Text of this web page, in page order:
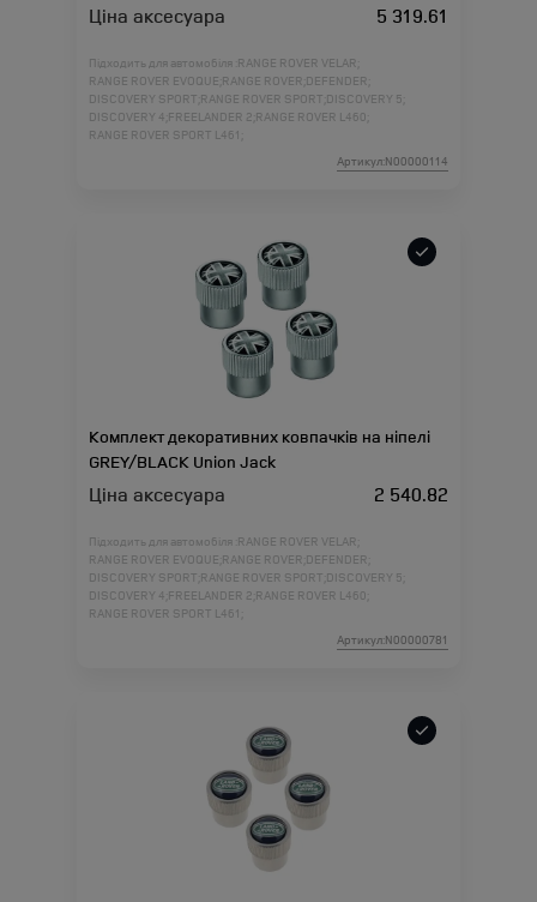
Ціна аксесуара 5 319.61
Підходить для автомобіля : RANGE ROVER VELAR;
RANGE ROVER EVOQUE; RANGE ROVER; DEFENDER;
DISCOVERY SPORT; RANGE ROVER SPORT; DISCOVERY 5;
DISCOVERY 4; FREELANDER 2; RANGE ROVER L460;
RANGE ROVER SPORT L461;
Артикул:N00000114
Комплект декоративних ковпачків на ніпелі
GREY/BLACK Union Jack
Ціна аксесуара 2 540.82
Підходить для автомобіля : RANGE ROVER VELAR;
RANGE ROVER EVOQUE; RANGE ROVER; DEFENDER;
DISCOVERY SPORT; RANGE ROVER SPORT; DISCOVERY 5;
DISCOVERY 4; FREELANDER 2; RANGE ROVER L460;
RANGE ROVER SPORT L461;
Артикул:N00000781